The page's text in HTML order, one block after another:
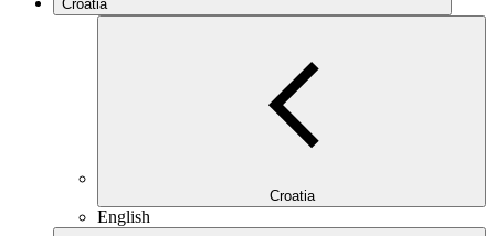
Croatia
Croatia
English